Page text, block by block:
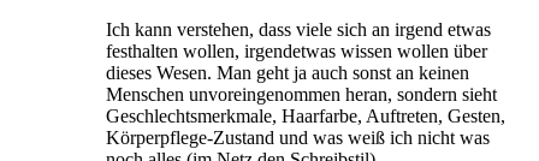
Ich kann verstehen, dass viele sich an irgend etwas
festhalten wollen, irgendetwas wissen wollen über
dieses Wesen. Man geht ja auch sonst an keinen
Menschen unvoreingenommen heran, sondern sieht
Geschlechtsmerkmale, Haarfarbe, Auftreten, Gesten,
Körperpflege-Zustand und was weiß ich nicht was